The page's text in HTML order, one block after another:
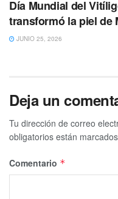
Día Mundial del
transformó la piel de
JUNIO 25, 2026
Deja un
Tu dirección de correo
obligatorios están
Comentario *